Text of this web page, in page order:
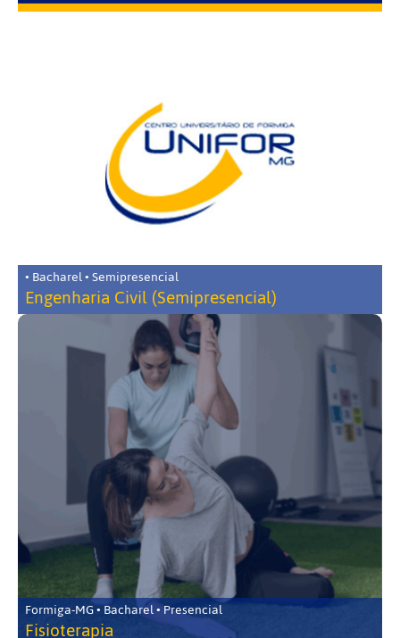
• Bacharel • Semipresencial
Engenharia Civil (Semipresencial)
Formiga-MG • Bacharel • Presencial
Fisioterapia